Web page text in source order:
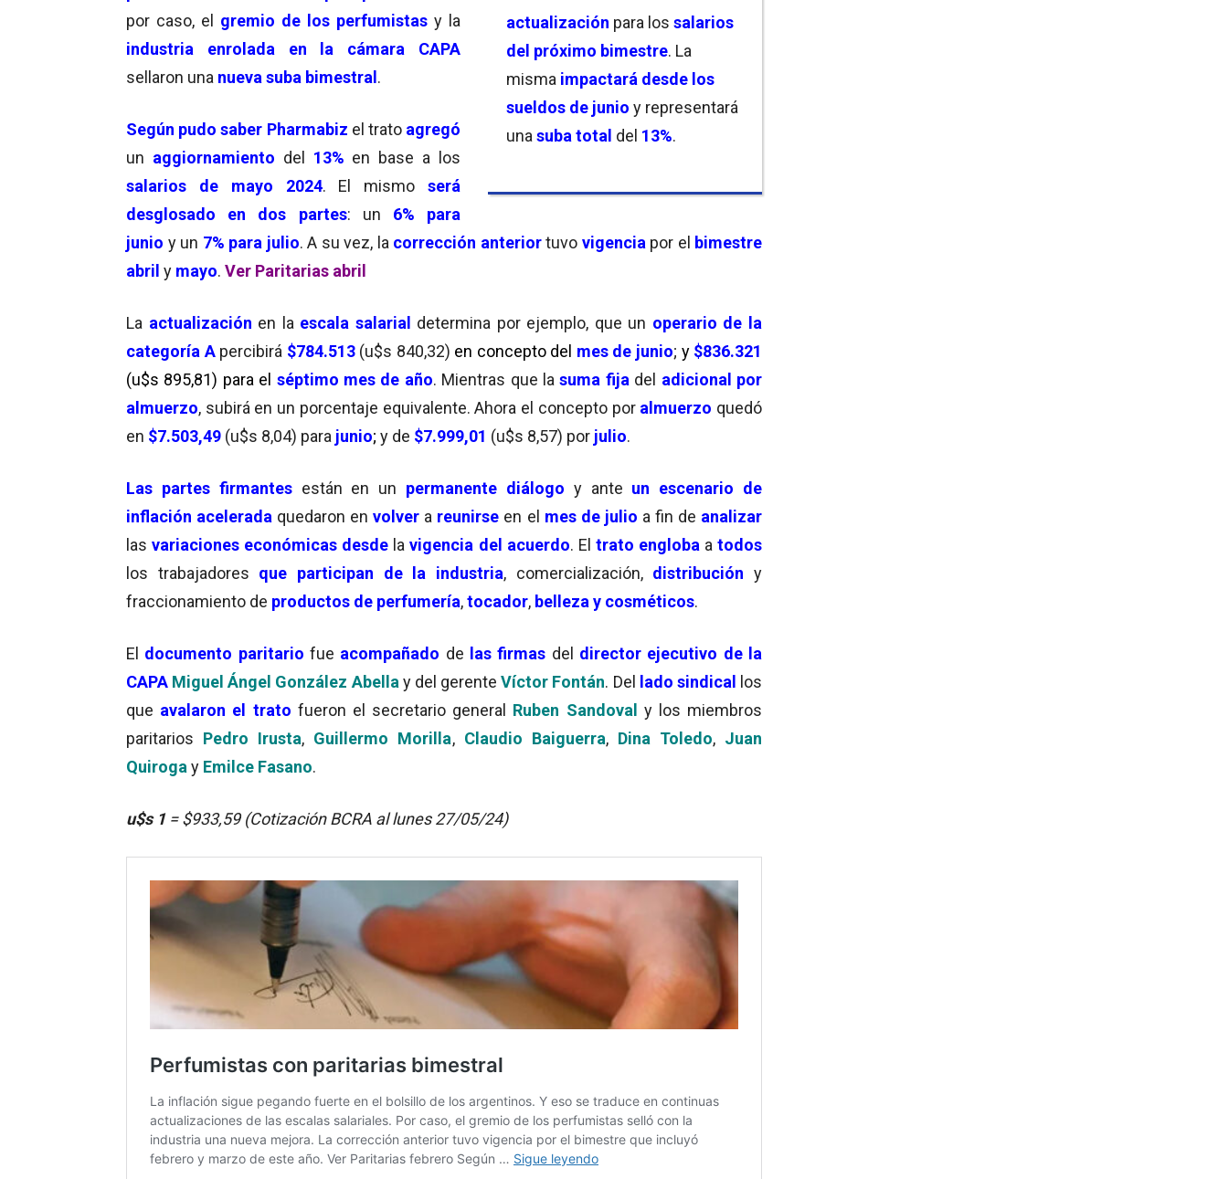
actualización para los salarios
del próximo bimestre. La
misma impactará desde los
sueldos de junio y representará
una suba total del 13%.
por caso, el gremio de los perfumistas y la
industria
enrolada en la cámara CAPA
sellaron una nueva suba bimestral.
Según pudo saber Pharmabiz el trato agregó
un aggiornamiento del 13% en base a los
salarios de mayo 2024. El mismo será
desglosado en dos partes: un 6% para
junio y un 7% para julio. A su vez, la corrección anteriortuvo vigencia por el bimestre
abril y mayo. Ver Paritarias abril
La actualización en la escala salarial determina por ejemplo, que un operario de la
categoría A percibirá $784.513(u$s 840,32) en concepto del mes de junio; y $836.321
(u$s 895,81) para el séptimo mes de año. Mientras que lasuma fija del adicional por
almuerzo, subirá en un porcentaje equivalente. Ahora el concepto por almuerzo quedó
en $7.503,49 (u$s 8,04) para junio; y de $7.999,01 (u$s 8,57) por julio.
Las partes firmantes están en un permanente diálogo y ante un escenario de
inflación acelerada quedaron envolver a reunirse en el mes de julio a fin de analizar
lasvariaciones económicas desde lavigencia del acuerdo. El trato engloba atodos
los trabajadores que participan de la industria, comercialización, distribución y
fraccionamiento de productos de perfumería,tocador, belleza y cosméticos.
El documento paritario fue acompañado de las firmas del director ejecutivo de la
CAPA Miguel Ángel González Abella y del gerenteVíctor Fontán. Del lado sindical los
que avalaron el trato fueron el secretario general Ruben Sandoval y los miembros
paritarios Pedro Irusta, Guillermo Morilla, Claudio Baiguerra, Dina Toledo, Juan
Quiroga y Emilce Fasano.
u$s 1= $933,59 (Cotización BCRA al lunes 27/05/24)